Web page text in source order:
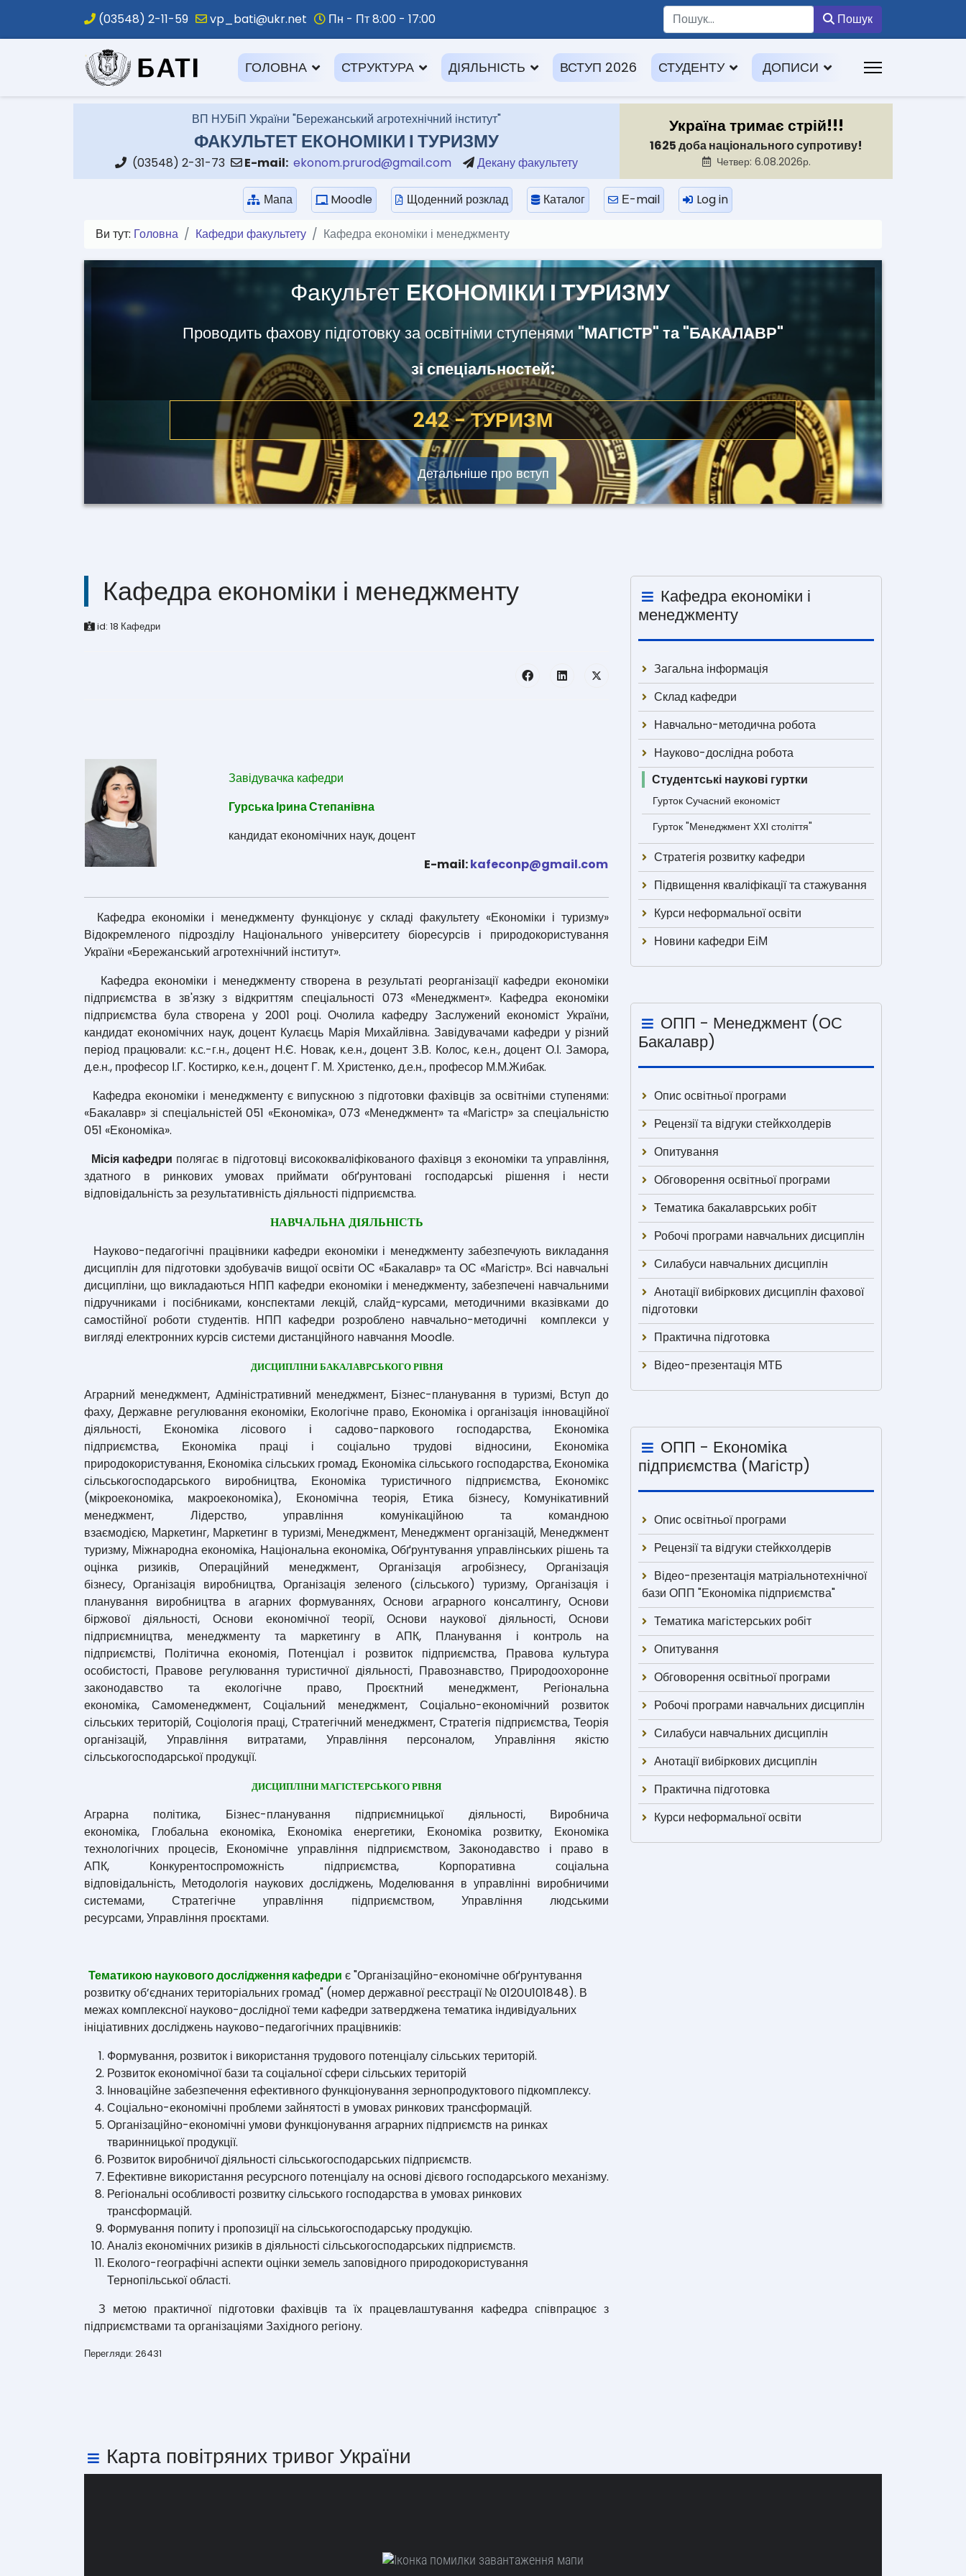
(03548) 2-11-59 vp_bati@ukr.net Пн - Пт 8:00 - 17:00 Пошук
.
ГОЛОВНА СТРУКТУРА ДІЯЛЬНІСТЬ ВСТУП 2026 СТУДЕНТУ ДОПИСИ
ВП НУБіП України "Бережанський агротехнічний інститут"
ФАКУЛЬТЕТ ЕКОНОМІКИ І ТУРИЗМУ
(03548) 2-31-73 E-mail: ekonom.prurod@gmail.com Декану факультету
Україна тримає стрій!!!
1625 доба національного супротиву!
Четвер: 6.08.2026р.
Мапа Moodle Щоденний розклад Каталог Е-mail Log in
Ви тут: Головна Кафедри факультету Кафедра економіки і менеджменту
Факультет ЕКОНОМІКИ І ТУРИЗМУ
Проводить фахову підготовку за освітніми ступенями "МАГІСТР" та "БАКАЛАВР"
зі спеціальностей:
051 - ЕКОНОМІКА
242 - ТУРИЗМ
Детальніше про вступ
Кафедра економіки і менеджменту
id: 18 Кафедри
Завідувачка кафедри
Гурська Ірина Степанівна
кандидат економічних наук, доцент
E-mail:kafeconp@gmail.com
Кафедра економіки і менеджменту функціонує у складі факультету «Економіки і туризму»
Відокремленого підрозділу Національного університету біоресурсів і природокористування
України «Бережанський агротехнічний інститут».
Кафедра економіки і менеджменту створена в результаті реорганізації кафедри економіки
підприємства в зв'язку з відкриттям спеціальності 073 «Менеджмент». Кафедра економіки
підприємства була створена у 2001 році. Очолила кафедру Заслужений економіст України,
кандидат економічних наук, доцент Кулаєць Марія Михайлівна. Завідувачами кафедри у різний
період працювали: к.с.-г.н., доцент Н.Є. Новак, к.е.н., доцент З.В. Колос, к.е.н., доцент О.І. Замора,
д.е.н., професор І.Г. Костирко, к.е.н., доцент Г. М. Христенко, д.е.н., професор М.М.Жибак.
Кафедра економіки і менеджменту є випускною з підготовки фахівців за освітніми ступенями:
«Бакалавр» зі спеціальністей 051 «Економіка», 073 «Менеджмент» та «Магістр» за спеціальністю
051 «Економіка».
Місія кафедри полягає в підготовці висококваліфікованого фахівця з економіки та управління,
здатного в ринкових умовах приймати обґрунтовані господарські рішення і нести
відповідальність за результативність діяльності підприємства.
НАВЧАЛЬНА ДІЯЛЬНІСТЬ
Науково-педагогічні працівники кафедри економіки і менеджменту забезпечують викладання
дисциплін для підготовки здобувачів вищої освіти ОС «Бакалавр» та ОС «Магістр». Всі навчальні
дисципліни, що викладаються НПП кафедри економіки і менеджменту, забезпечені навчальними
підручниками і посібниками, конспектами лекцій, слайд-курсами, методичними вказівками до
самостійної роботи студентів. НПП кафедри розроблено навчально-методичні комплекси у
вигляді електронних курсів системи дистанційного навчання Moodle.
ДИСЦИПЛІНИ БАКАЛАВРСЬКОГО РІВНЯ
Аграрний менеджмент, Адміністративний менеджмент, Бізнес-планування в туризмі, Вступ до
фаху, Державне регулювання економіки, Екологічне право, Економіка і організація інноваційної
діяльності, Економіка лісового і садово-паркового господарства, Економіка
підприємства, Економіка праці і соціально трудові відносини, Економіка
природокористування, Економіка сільських громад, Економіка сільського господарства, Економіка
сільськогосподарського виробництва, Економіка туристичного підприємства, Економікс
(мікроекономіка, макроекономіка), Економічна теорія, Етика бізнесу, Комунікативний
менеджмент, Лідерство, управління комунікаційною та командною
взаємодією, Маркетинг, Маркетинг в туризмі, Менеджмент, Менеджмент організацій, Менеджмент
туризму, Міжнародна економіка, Національна економіка, Обґрунтування управлінських рішень та
оцінка ризиків, Операційний менеджмент, Організація агробізнесу, Організація
бізнесу, Організація виробництва, Організація зеленого (сільського) туризму, Організація і
планування виробництва в агарних формуваннях, Основи аграрного консалтингу, Основи
біржової діяльності, Основи економічної теорії, Основи наукової діяльності, Основи
підприємництва, менеджменту та маркетингу в АПК, Планування і контроль на
підприємстві, Політична економія, Потенціал і розвиток підприємства, Правова культура
особистості, Правове регулювання туристичної діяльності, Правознавство, Природоохоронне
законодавство та екологічне право, Проєктний менеджмент, Регіональна
економіка, Самоменеджмент, Соціальний менеджмент, Соціально-економічний розвиток
сільських територій, Соціологія праці, Стратегічний менеджмент, Стратегія підприємства, Теорія
організацій, Управління витратами, Управління персоналом, Управління якістю
сільськогосподарської продукції.
ДИСЦИПЛІНИ МАГІСТЕРСЬКОГО РІВНЯ
Аграрна політика, Бізнес-планування підприємницької діяльності, Виробнича
економіка, Глобальна економіка, Економіка енергетики, Економіка розвитку, Економіка
технологічних процесів, Економічне управління підприємством, Законодавство і право в
АПК, Конкурентоспроможність підприємства, Корпоративна соціальна
відповідальність, Методологія наукових досліджень, Моделювання в управлінні виробничими
системами, Стратегічне управління підприємством, Управління людськими
ресурсами, Управління проєктами.
Тематикою наукового дослідження кафедри є "Організаційно-економічне обґрунтування
розвитку об’єднаних територіальних громад" (номер державної реєстрації № 0120U101848). В
межах комплексної науково-дослідної теми кафедри затверджена тематика індивідуальних
ініціативних досліджень науково-педагогічних працівників:
Формування, розвиток і використання трудового потенціалу сільських територій.
Розвиток економічної бази та соціальної сфери сільських територій
Інноваційне забезпечення ефективного функціонування зернопродуктового підкомплексу.
Соціально-економічні проблеми зайнятості в умовах ринкових трансформацій.
Організаційно-економічні умови функціонування аграрних підприємств на ринках
тваринницької продукції.
Розвиток виробничої діяльності сільськогосподарських підприємств.
Ефективне використання ресурсного потенціалу на основі дієвого господарського механізму.
Регіональні особливості розвитку сільського господарства в умовах ринкових
трансформацій.
Формування попиту і пропозиції на сільськогосподарську продукцію.
Аналіз економічних ризиків в діяльності сільськогосподарських підприємств.
Еколого-географічні аспекти оцінки земель заповідного природокористування
Тернопільської області.
З метою практичної підготовки фахівців та їх працевлаштування кафедра співпрацює з
підприємствами та організаціями Західного регіону.
Перегляди: 26431
Кафедра економіки і
менеджменту
Загальна інформація
Склад кафедри
Навчально-методична робота
Науково-дослідна робота
Студентські наукові гуртки
Гурток Сучасний економіст
Гурток "Менеджмент XXI століття"
Стратегія розвитку кафедри
Підвищення кваліфікації та стажування
Курси неформальної освіти
Новини кафедри ЕіМ
ОПП - Менеджмент (ОС
Бакалавр)
Опис освітньої програми
Рецензії та відгуки стейкхолдерів
Опитування
Обговорення освітньої програми
Тематика бакалаврських робіт
Робочі програми навчальних дисциплін
Силабуси навчальних дисциплін
Анотації вибіркових дисциплін фахової
підготовки
Практична підготовка
Відео-презентація МТБ
ОПП - Економіка
підприємства (Магістр)
Опис освітньої програми
Рецензії та відгуки стейкхолдерів
Відео-презентація матріальнотехнічної
бази ОПП "Економіка підприємства"
Тематика магістерських робіт
Опитування
Обговорення освітньої програми
Робочі програми навчальних дисциплін
Силабуси навчальних дисциплін
Анотації вибіркових дисциплін
Практична підготовка
Курси неформальної освіти
Карта повітряних тривог України